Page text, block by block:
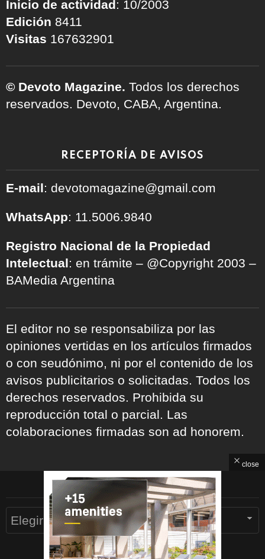
Inicio de actividad: 10/2003
Edición 8411
Visitas 167632901
© Devoto Magazine. Todos los derechos
reservados. Devoto, CABA, Argentina.
RECEPTORÍA DE AVISOS
E-mail: devotomagazine@gmail.com
WhatsApp: 11.5006.9840
Registro Nacional de la Propiedad
Intelectual: en trámite – @Copyright 2003 –
BAMedia Argentina
El editor no se responsabiliza por las
opiniones vertidas en los artículos firmados
o con seudónimo, ni por el contenido de los
avisos publicitarios o solicitadas. Todos los
derechos reservados. Prohibida su
reproducción total o parcial. Las
colaboraciones firmadas son ad honorem.
ARCHIVOS
Archivos
close